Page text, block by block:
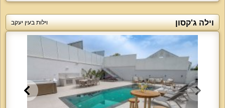
וילה ג'קסון וילות בעין יעקב